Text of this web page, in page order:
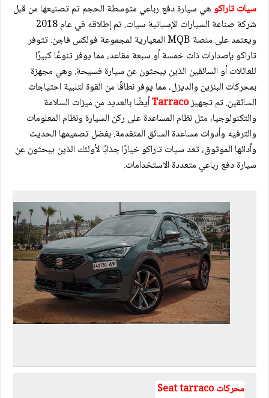
سيات تاراكوهي سيارة دفع رباعي متوسطة الحجم تم تصنيعها من قبل
شركة صناعة السيارات الإسبانية سيات. تم إطلاقه في عام 2018
ويعتمد على منصة MQB المعيارية لمجموعة فولكس فاجن. تتوفر
تاراكو بإصدارات ذات خمسة أو سبعة مقاعد، مما يوفر تنوعًا كبيرًا
للعائلات أو السائقين الذين يبحثون عن سيارة فسيحة. وهي مجهزة
بمحركات البنزين والديزل، مما يوفر نطاقًا من القوة لتلبية احتياجات
السائقين. تم تجهيزTarracoأيضًا بالعديد من ميزات السلامة
والتكنولوجيا، مثل نظام المساعدة على ركن السيارة ونظام المعلومات
والترفيه وأدوات مساعدة السائق المتقدمة. بفضل تصميمها الحديث
وأدائها الموثوق، تعد سيات تاراكو خيارًا جذابًا لأولئك الذين يبحثون عن
سيارة دفع رباعي متعددة الاستخدامات.
محركاتSeat tarraco